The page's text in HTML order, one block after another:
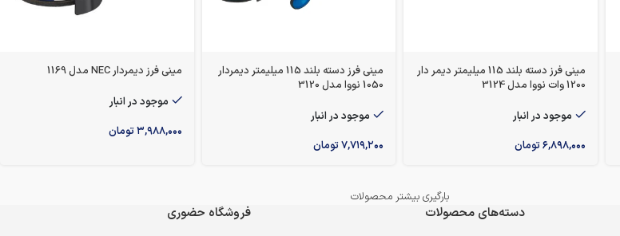
مینی فرز دسته بلند 115 میلیمتر دیمر دار
1200 وات نووا مدل 3124
موجود در انبار
۶,۸۹۸,۰۰۰تومان
مینی فرز دسته بلند 115 میلیمتر دیمردار
1050 نووا مدل 3120
موجود در انبار
۷,۷۱۹,۲۰۰تومان
مینی فرز دیمردار NEC مدل 1169
موجود در انبار
۳,۹۸۸,۰۰۰تومان
بارگیری بیشتر محصولات
دسته‌های محصولات فروشگاه حضوری